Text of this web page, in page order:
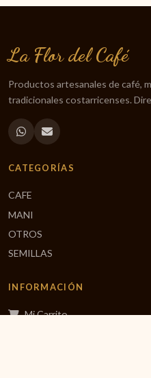
La Flor del Café
Productos artesanales de café,
tradicionales costarricenses.
CATEGORÍAS
CAFE
MANI
OTROS
SEMILLAS
INFORMACIÓN
Mi Carrito